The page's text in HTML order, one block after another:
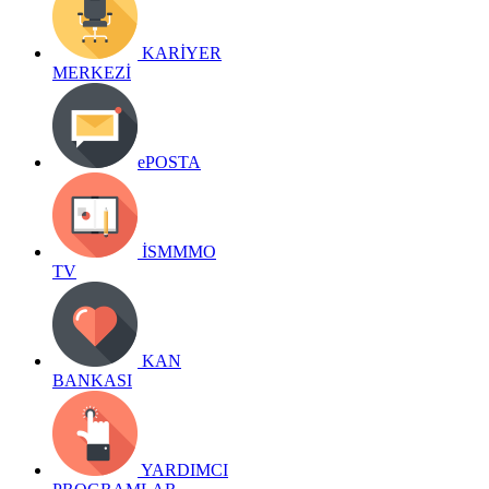
KARİYER
MERKEZİ
ePOSTA
İSMMMO
TV
KAN
BANKASI
YARDIMCI